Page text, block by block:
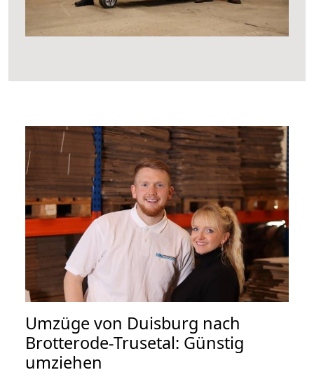
Umzüge von Duisburg nach
Brotterode-Trusetal: Günstig
umziehen